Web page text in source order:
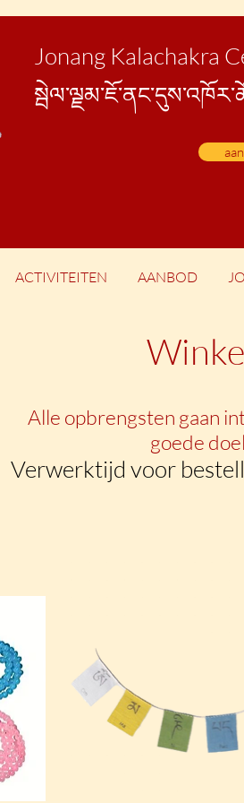
Jonang Kalachakra
སྦེ
ACTIVITEITEN AANBOD
Alle opbrengsten gaan
goede
Verwerktijd voor